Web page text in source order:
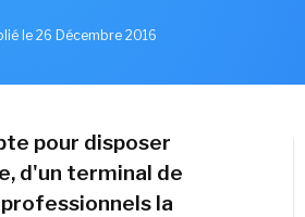
le 26 Décembre 2016
pour disposer
d'un terminal de
la